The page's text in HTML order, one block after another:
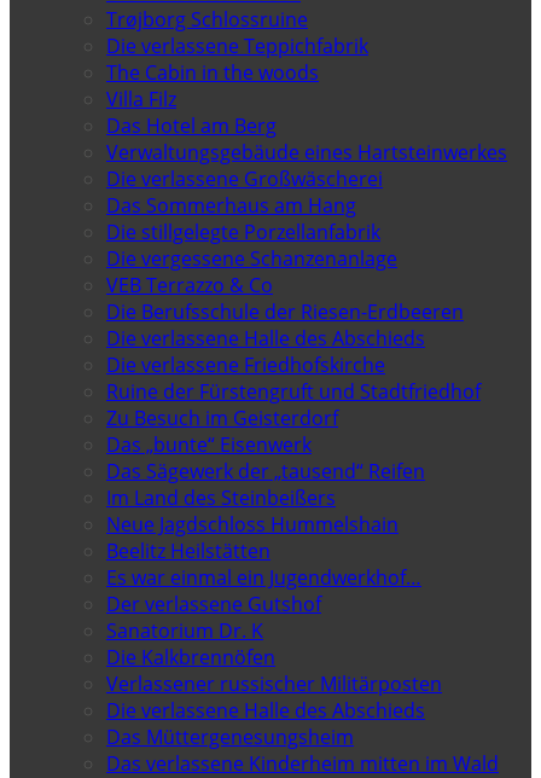
Trøjborg Schlossruine
Die verlassene Teppichfabrik
The Cabin in the woods
Villa Filz
Das Hotel am Berg
Verwaltungsgebäude eines Hartsteinwerkes
Die verlassene Großwäscherei
Das Sommerhaus am Hang
Die stillgelegte Porzellanfabrik
Die vergessene Schanzenanlage
VEB Terrazzo & Co
Die Berufsschule der Riesen-Erdbeeren
Die verlassene Halle des Abschieds
Die verlassene Friedhofskirche
Ruine der Fürstengruft und Stadtfriedhof
Zu Besuch im Geisterdorf
Das „bunte“ Eisenwerk
Das Sägewerk der „tausend“ Reifen
Im Land des Steinbeißers
Neue Jagdschloss Hummelshain
Beelitz Heilstätten
Es war einmal ein Jugendwerkhof…
Der verlassene Gutshof
Sanatorium Dr. K
Die Kalkbrennöfen
Verlassener russischer Militärposten
Die verlassene Halle des Abschieds
Das Müttergenesungsheim
Das verlassene Kinderheim mitten im Wald